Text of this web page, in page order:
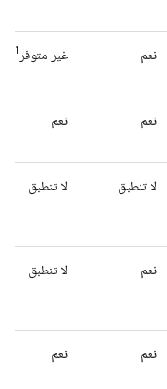
نعم غير متوفر 1
نعم نعم
لا تنطبق لا تنطبق
نعم لا تنطبق
نعم نعم